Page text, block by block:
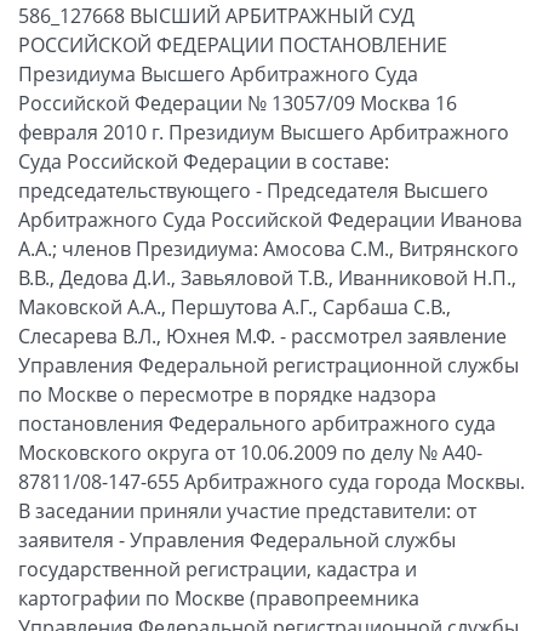
586_127668 ВЫСШИЙ АРБИТРАЖНЫЙ СУД
РОССИЙСКОЙ ФЕДЕРАЦИИ ПОСТАНОВЛЕНИЕ
Президиума Высшего Арбитражного Суда
Российской Федерации № 13057/09 Москва 16
февраля 2010 г. Президиум Высшего Арбитражного
Суда Российской Федерации в составе:
председательствующего - Председателя Высшего
Арбитражного Суда Российской Федерации Иванова
А.А.; членов Президиума: Амосова С.М., Витрянского
В.В., Дедова Д.И., Завьяловой Т.В., Иванниковой Н.П.,
Маковской А.А., Першутова А.Г., Сарбаша С.В.,
Слесарева В.Л., Юхнея М.Ф. - рассмотрел заявление
Управления Федеральной регистрационной службы
по Москве о пересмотре в порядке надзора
постановления Федерального арбитражного суда
Московского округа от 10.06.2009 по делу № А40-
87811/08-147-655 Арбитражного суда города Москвы.
В заседании приняли участие представители: от
заявителя - Управления Федеральной службы
государственной регистрации, кадастра и
картографии по Москве (правопреемника